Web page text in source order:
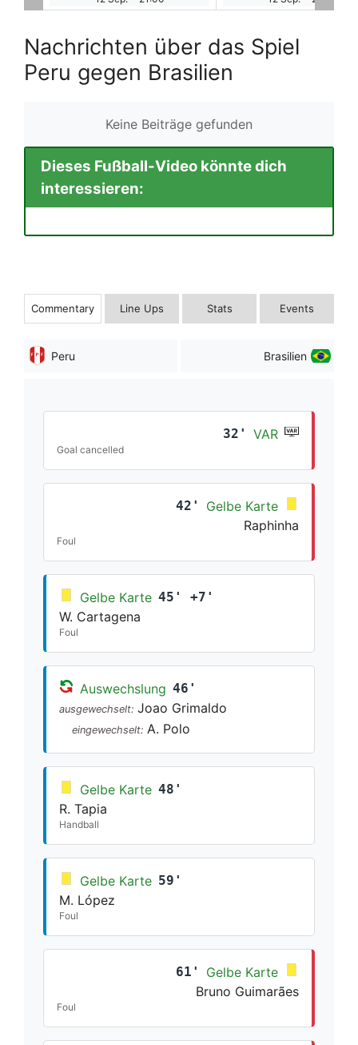
Nachrichten über das Spiel
Peru gegen Brasilien
Keine Beiträge gefunden
Dieses Fußball-Video könnte dich
interessieren:
Commentary Line Ups Stats Events
Peru Brasilien
32' VAR
Goal cancelled
42'
Gelbe Karte
Raphinha
Foul
Gelbe Karte 45' +7'
W. Cartagena
Foul
Auswechslung 46'
ausgewechselt: Joao Grimaldo
eingewechselt: A. Polo
Gelbe Karte 48'
R. Tapia
Handball
Gelbe Karte 59'
M. López
Foul
61'
Gelbe Karte
Bruno Guimarães
Foul